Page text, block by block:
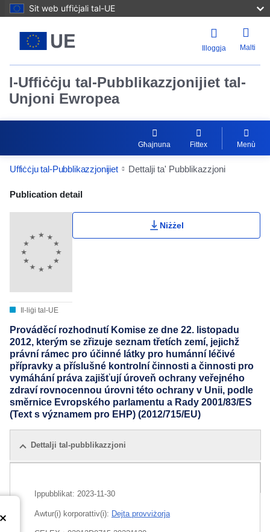
Sit web uffiċjali tal-UE
Illoggja Malti
l-Uffiċċju tal-Pubblikazzjonijiet tal-
Unjoni Ewropea
Għajnuna Fittex Menù
Uffiċċju tal-Pubblikazzjonijiet Dettalji ta' Pubblikazzjoni
Publication Detail Actions Portlet
Publication detail
Il-liġi tal-UE
Niżżel
Prováděcí rozhodnutí Komise ze dne 22. listopadu
2012, kterým se zřizuje seznam třetích zemí, jejichž
právní rámec pro účinné látky pro humánní léčivé
přípravky a příslušné kontrolní činnosti a činnosti pro
vymáhání práva zajišťují úroveň ochrany veřejného
zdraví rovnocennou úrovni této ochrany v Unii, podle
směrnice Evropského parlamentu a Rady 2001/83/ES
(Text s významem pro EHP) (2012/715/EU)
Dettalji tal-pubblikazzjoni
Ippubblikat: 2023-11-30
Awtur(i) korporattiv(i): Dejta provviżorja